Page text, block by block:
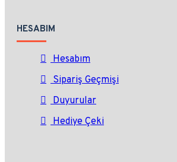
HESABIM
Hesabım
Sipariş Geçmişi
Duyurular
Hediye Çeki